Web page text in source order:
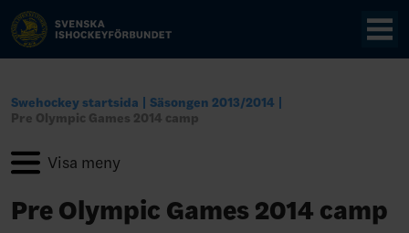
Swehockey startsida
Säsongen 2013/2014
Pre Olympic Games 2014 camp
Pre Olympic Games 2014 camp